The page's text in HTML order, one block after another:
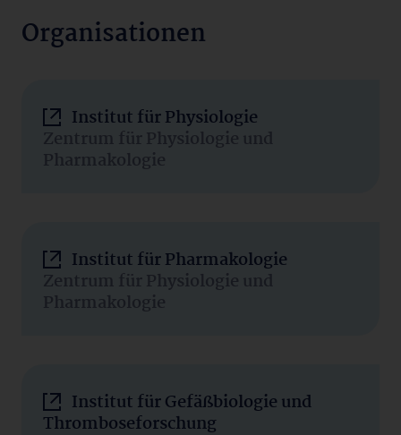
Organisationen
Institut für Physiologie
Zentrum für Physiologie und
Pharmakologie
Institut für Pharmakologie
Zentrum für Physiologie und
Pharmakologie
Institut für Gefäßbiologie und
Thromboseforschung